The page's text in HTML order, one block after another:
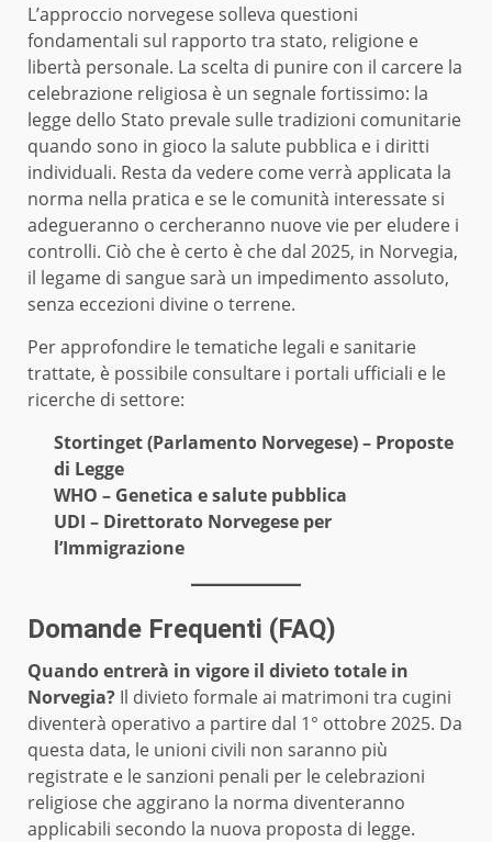
L’approccio norvegese solleva questioni
fondamentali sul rapporto tra stato, religione e
libertà personale. La scelta di punire con il carcere la
celebrazione religiosa è un segnale fortissimo: la
legge dello Stato prevale sulle tradizioni comunitarie
quando sono in gioco la salute pubblica e i diritti
individuali. Resta da vedere come verrà applicata la
norma nella pratica e se le comunità interessate si
adegueranno o cercheranno nuove vie per eludere i
controlli. Ciò che è certo è che dal 2025, in Norvegia,
il legame di sangue sarà un impedimento assoluto,
senza eccezioni divine o terrene.
Per approfondire le tematiche legali e sanitarie
trattate, è possibile consultare i portali ufficiali e le
ricerche di settore:
Stortinget (Parlamento Norvegese) – Proposte
di Legge
WHO – Genetica e salute pubblica
UDI – Direttorato Norvegese per
l’Immigrazione
Domande Frequenti (FAQ)
Quando entrerà in vigore il divieto totale in
Norvegia? Il divieto formale ai matrimoni tra cugini
diventerà operativo a partire dal 1° ottobre 2025. Da
questa data, le unioni civili non saranno più
registrate e le sanzioni penali per le celebrazioni
religiose che aggirano la norma diventeranno
applicabili secondo la nuova proposta di legge.